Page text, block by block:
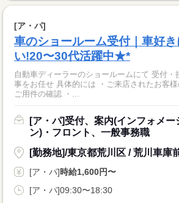
[ア・パ]
車のショールーム受付｜車好
い!20〜30代活躍中★*
自動車ディーラーのショールームにて 受付・
事をお任せ 具体的には ・ご来店されたお客
ご用件の確認 ・...
[ア・パ]受付、案内(インフォメー
ン)・フロント、一般事務職
[勤務地]/東京都荒川区 / 荒川車庫
[ア・パ]時給1,600円〜
[ア・パ]09:30〜18:30